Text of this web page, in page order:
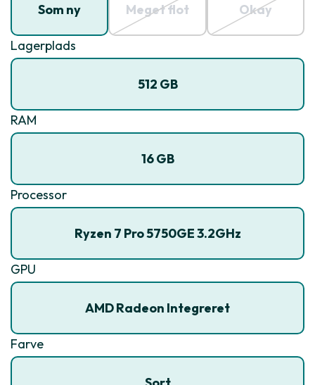
Som ny Meget flot Okay
Lagerplads
512 GB
RAM
16 GB
Processor
Ryzen 7 Pro 5750GE 3.2GHz
GPU
AMD Radeon Integreret
Farve